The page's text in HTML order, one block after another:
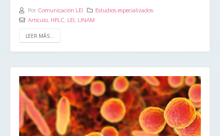
Por Comunicación LEI
Estudios especializados
Artículo, HPLC, LEI, UNAM
LEER MÁS...